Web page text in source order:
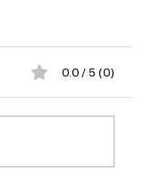
0.0 / 5 (0)